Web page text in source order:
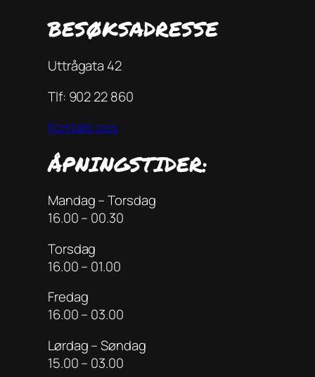
BESØKSADRESSE
Uttrågata 42
Tlf: 902 22 860
Kontakt oss
ÅPNINGSTIDER:
Mandag – Torsdag
16.00 – 00.30
Torsdag
16.00 – 01.00
Fredag
16.00 – 03.00
Lørdag – Søndag
15.00 – 03.00